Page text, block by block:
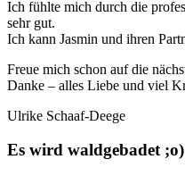
Ich fühlte mich durch die
sehr gut.
Ich kann Jasmin und ihren
Freue mich schon auf die
Danke – alles Liebe und viel
Ulrike Schaaf-Deege
Es wird waldgebadet ;o)